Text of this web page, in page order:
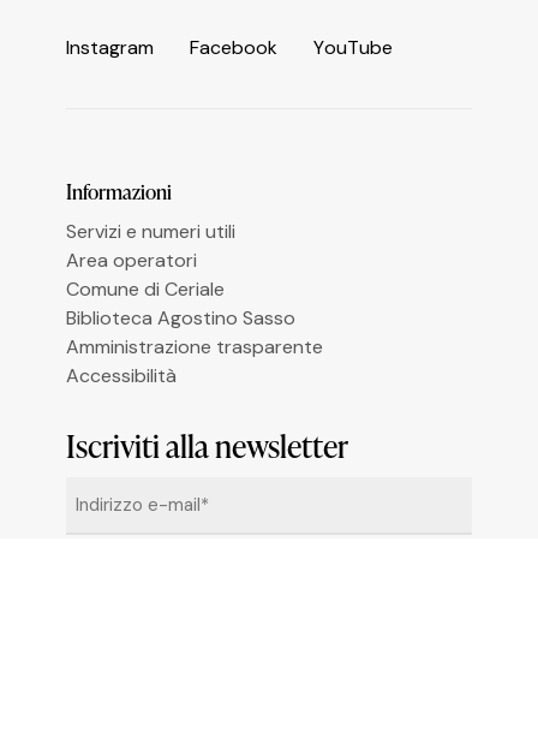
Instagram Facebook YouTube
Informazioni
Servizi e numeri utili
Area operatori
Comune di Ceriale
Biblioteca Agostino Sasso
Amministrazione trasparente
Accessibilità
Iscriviti alla newsletter